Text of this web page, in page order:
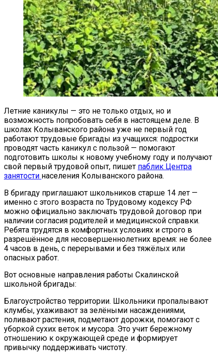
Летние каникулы — это не только отдых, но и
возможность попробовать себя в настоящем деле. В
школах Колыванского района уже не первый год
работают трудовые бригады из учащихся: подростки
проводят часть каникул с пользой — помогают
подготовить школы к новому учебному году и получают
свой первый трудовой опыт, пишет паблик Центра
занятости населения Колыванского района.
В бригаду приглашают школьников старше 14 лет —
именно с этого возраста по Трудовому кодексу РФ
можно официально заключать трудовой договор при
наличии согласия родителей и медицинской справки.
Ребята трудятся в комфортных условиях и строго в
разрешённое для несовершеннолетних время: не более
4 часов в день, с перерывами и без тяжёлых или
опасных работ.
Вот основные направления работы Скалинской
школьной бригады:
Благоустройство территории. Школьники пропалывают
клумбы, ухаживают за зелёными насаждениями,
поливают растения, подметают дорожки, помогают с
уборкой сухих веток и мусора. Это учит бережному
отношению к окружающей среде и формирует
привычку поддерживать чистоту.